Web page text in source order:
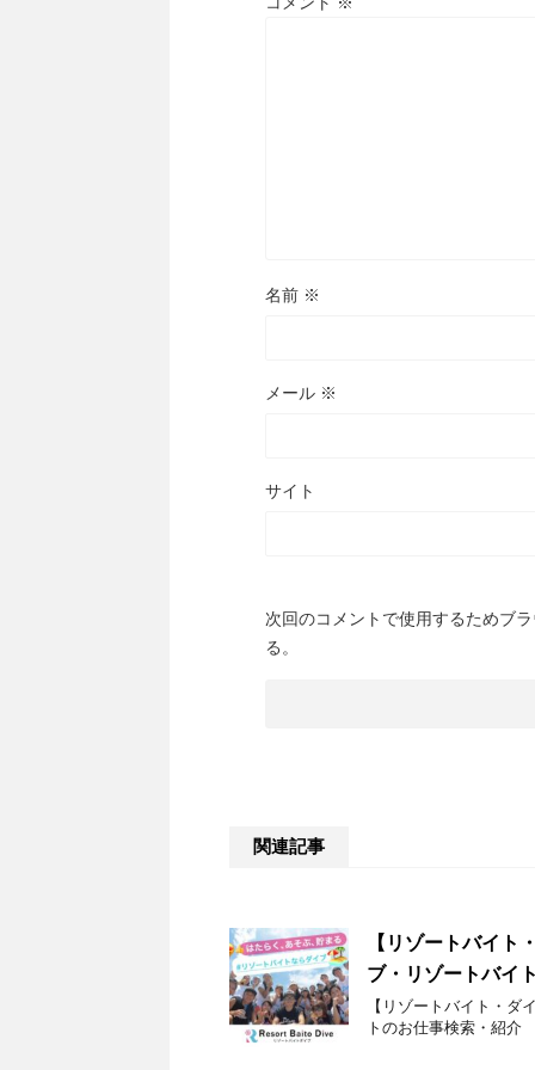
名前 ※
メール ※
サイト
次回のコメントで使用するためブ
る。
関連記事
【リゾートバイト
ブ・リゾートバイ
【リゾートバイト・ダ
トのお仕事検索・紹介